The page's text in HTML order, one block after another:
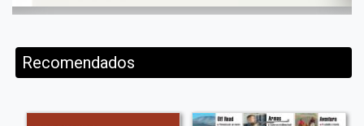
Recomendados